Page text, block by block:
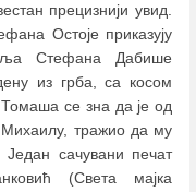
прецизнији увид.
Остоје приказују
Стефана Дабише
из грба, са косом
се зна да је од
тражио да му
сачувани печат
(Света мајка